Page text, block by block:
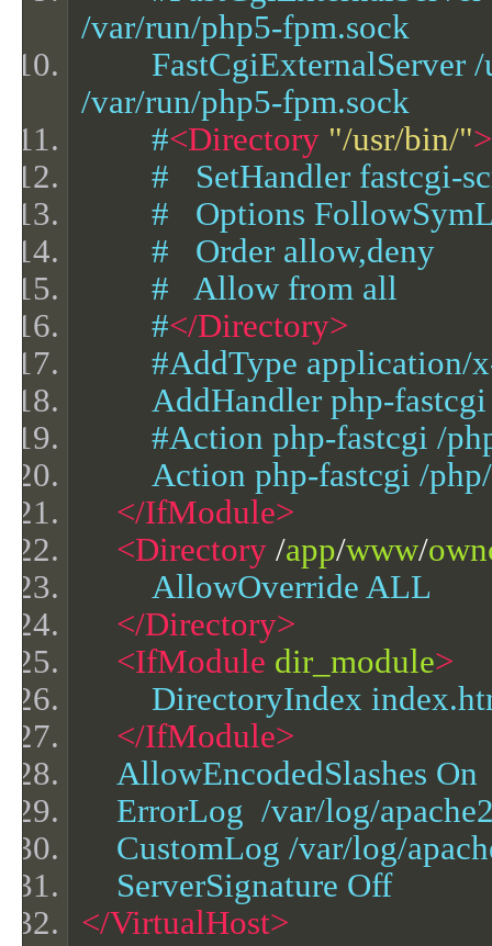
/var/run/php5-fpm.sock
/var/run/php5-fpm.sock
        #
<Directory "/usr/bin/">
#   SetHandler fastcgi-
#   Options
        #   Order allow,deny
        #   Allow from all
        #
</Directory>
#AddType
AddHandler php-
#Action php-fastcgi
Action php-fastcgi
</IfModule>
<Directory /app/www/
        AllowOverride ALL
</Directory>
<IfModule dir_module>
DirectoryIndex
</IfModule>
    AllowEncodedSlashes On
ErrorLog  /var/log/
CustomLog /var/log/
    ServerSignature Off
</VirtualHost>